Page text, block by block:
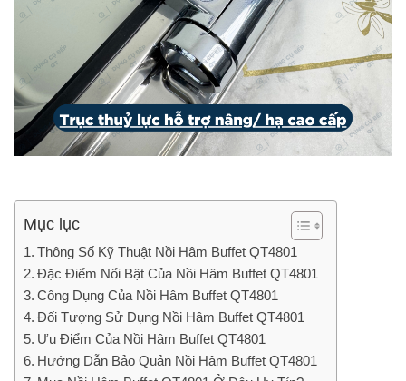
Mục lục
Thông Số Kỹ Thuật Nồi Hâm Buffet QT4801
Đặc Điểm Nổi Bật Của Nồi Hâm Buffet QT4801
Công Dụng Của Nồi Hâm Buffet QT4801
Đối Tượng Sử Dụng Nồi Hâm Buffet QT4801
Ưu Điểm Của Nồi Hâm Buffet QT4801
Hướng Dẫn Bảo Quản Nồi Hâm Buffet QT4801